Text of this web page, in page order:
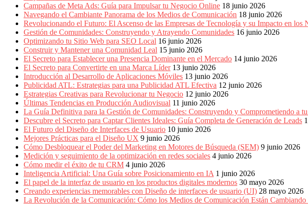
Eventos
Publicitarios,
Colecciónes,
Marcas,
Insigns,
Radio,
Creatividad,
SEO,
SEM,
Free
Press,
RRPP,
Spots,
Comerciales,
Periodismo,
Revistas,
Magazines
ATL,
BTL,
Periódicos
Campañas de Meta Ads: Guía para Impulsar tu Negocio Online 18 junio 2026
Navegando el Cambiante Panorama de los Medios de Comunicación 18 junio 2026
Revolucionando el Futuro: El Ascenso de las Empresas de Tecnología y su Impacto en los
Gestión de Comunidades: Construyendo y Atrayendo Comunidades 16 junio 2026
Optimizando tu Sitio Web para SEO Local 16 junio 2026
Construir y Mantener una Comunidad Leal 15 junio 2026
El Secreto para Establecer una Presencia Dominante en el Mercado 14 junio 2026
El Secreto para Convertirte en una Marca Líder 13 junio 2026
Introducción al Desarrollo de Aplicaciones Móviles 13 junio 2026
Publicidad ATL: Estrategias para una Publicidad ATL Efectiva 12 junio 2026
Estrategias Creativas para Revolucionar tu Negocio 12 junio 2026
Últimas Tendencias en Producción Audiovisual 11 junio 2026
La Guía Definitiva para la Gestión de Comunidades: Construyendo y Comprometiendo a
Descubre el Secreto para Captar Clientes Ideales: Guía Completa de Generación de Leads
El Futuro del Diseño de Interfaces de Usuario 10 junio 2026
Mejores Prácticas para el Diseño UX 9 junio 2026
Cómo Desbloquear el Poder del Marketing en Motores de Búsqueda (SEM) 9 junio 2026
Medición y seguimiento de la optimización en redes sociales 4 junio 2026
Cómo medir el éxito de tu CRM 4 junio 2026
Inteligencia Artificial: Una Guía sobre Posicionamiento en IA 1 junio 2026
El papel de la interfaz de usuario en los productos digitales modernos 30 mayo 2026
Creando experiencias memorables con Diseño de interfaces de usuario (UI) 28 mayo 2026
La Revolución de la Comunicación: Cómo los Medios de Comunicación Están